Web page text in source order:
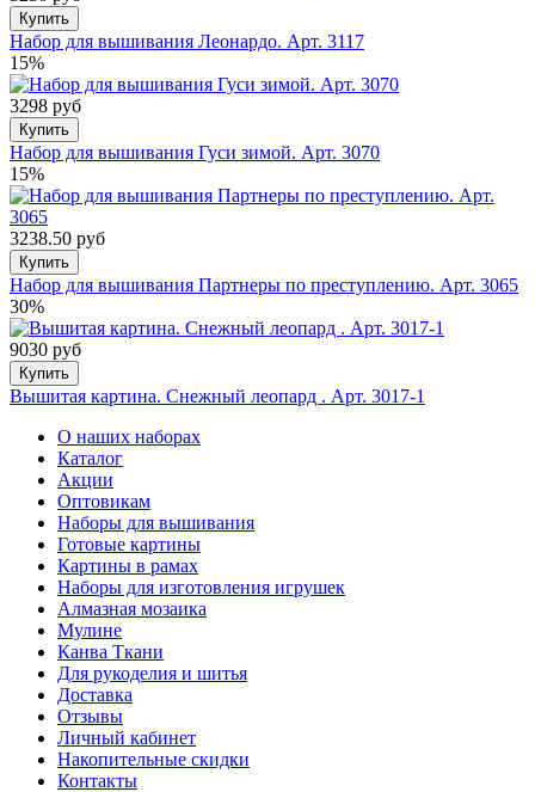
Купить
Набор для вышивания Леонардо. Арт. 3117
15%
3298 руб
Купить
Набор для вышивания Гуси зимой. Арт. 3070
15%
3238.50 руб
Купить
Набор для вышивания Партнеры по преступлению. Арт. 3065
30%
9030 руб
Купить
Вышитая картина. Снежный леопард . Арт. 3017-1
О наших наборах
Каталог
Акции
Оптовикам
Наборы для вышивания
Готовые картины
Картины в рамах
Наборы для изготовления игрушек
Алмазная мозаика
Мулине
Канва Ткани
Для рукоделия и шитья
Доставка
Отзывы
Личный кабинет
Накопительные скидки
Контакты